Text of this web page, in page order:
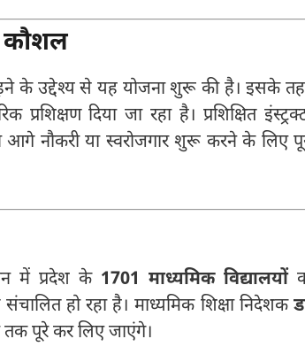
कौशल
के उद्देश्य से यह योजना शुरू की है। इसके
दिया जा रहा है। प्रशिक्षित
वे आगे नौकरी या स्वरोजगार शुरू करने के लिए
में प्रदेश के 1701 माध्यमिक विद्यालयों
संचालित हो रहा है। माध्यमिक शिक्षा निदेशक
पूरे कर लिए जाएंगे।